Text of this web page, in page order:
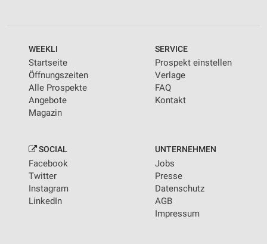
WEEKLI
Startseite
Öffnungszeiten
Alle Prospekte
Angebote
Magazin
SERVICE
Prospekt einstellen
Verlage
FAQ
Kontakt
SOCIAL
Facebook
Twitter
Instagram
LinkedIn
UNTERNEHMEN
Jobs
Presse
Datenschutz
AGB
Impressum